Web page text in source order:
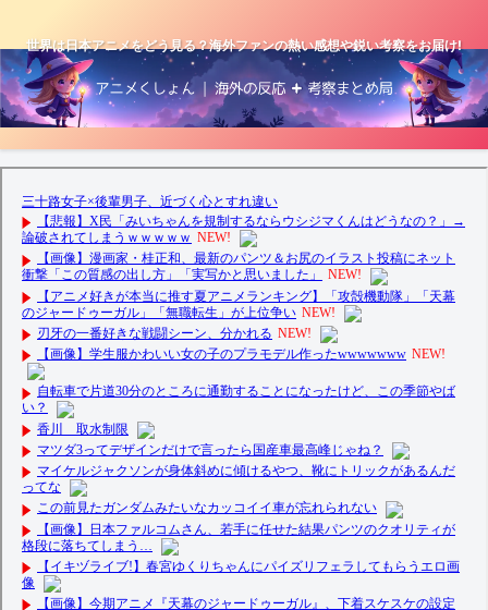
世界は日本アニメをどう見る？海外ファンの熱い感想や鋭い考察をお届け!